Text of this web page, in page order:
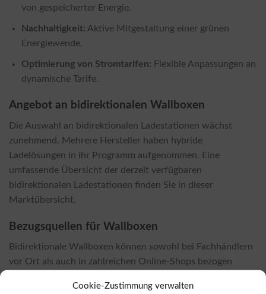
Cookie-Zustimmung verwalten
von gespeicherter Energie.
Nachhaltigkeit: Aktive Mitgestaltung einer grünen
Energiewende.
Optimierung von Stromtarifen: Flexible Anpassungen an
dynamische Tarife.
Angebot an bidirektionalen Wallboxen
Die Auswahl an bidirektionalen Ladestationen wächst
zunehmend. Mehrere Hersteller haben hybride
Ladelösungen in ihr Programm aufgenommen. Eine
umfassende Übersicht der derzeit verfügbaren
bidirektionalen Ladestationen finden Sie in dieser
Marktübersicht.
Bezugsquellen für Wallboxen
Bidirektionale Wallboxen können sowohl bei Fachhändlern
vor Ort als auch in zahlreichen Online-Shops bezogen
attraktiver. Wenn Sie an einem Kauf interessiert sind,